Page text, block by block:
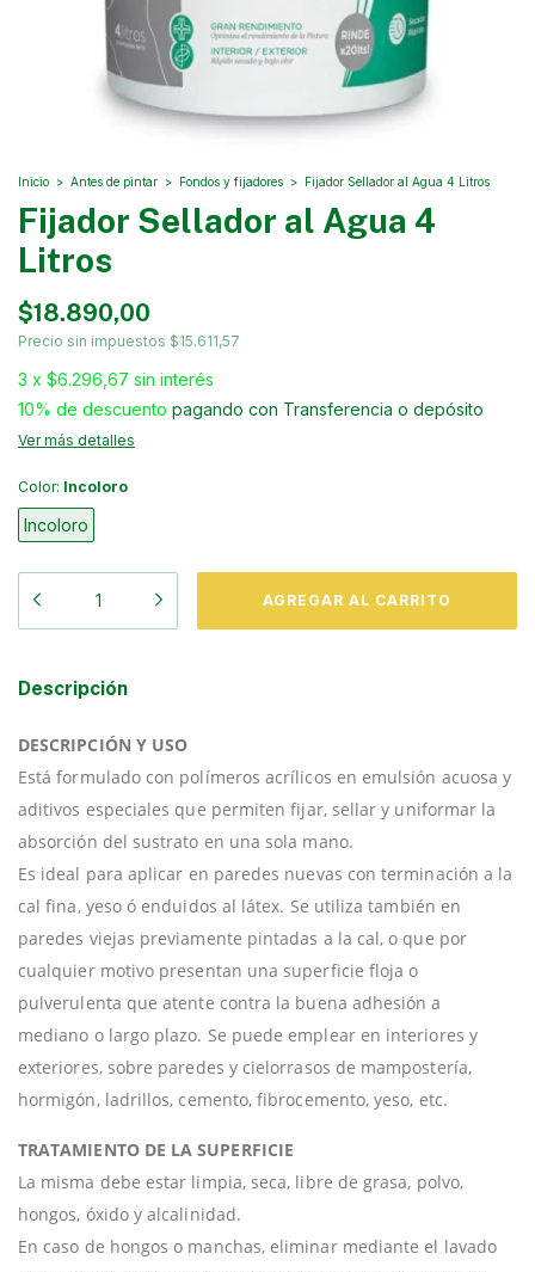
Inicio > Antes de pintar > Fondos y fijadores > Fijador Sellador al Agua 4 Litros
Fijador Sellador al Agua 4
Litros
$18.890,00
Precio sin impuestos $15.611,57
3 x $6.296,67 sin interés
10% de descuento pagando con Transferencia o depósito
Ver más detalles
Color: Incoloro
Incoloro
Descripción
DESCRIPCIÓN Y USO
Está formulado con polímeros acrílicos en emulsión acuosa y
aditivos especiales que permiten fijar, sellar y uniformar la
absorción del sustrato en una sola mano.
Es ideal para aplicar en paredes nuevas con terminación a la
cal fina, yeso ó enduidos al látex. Se utiliza también en
paredes viejas previamente pintadas a la cal, o que por
cualquier motivo presentan una superficie floja o
pulverulenta que atente contra la buena adhesión a
mediano o largo plazo. Se puede emplear en interiores y
exteriores, sobre paredes y cielorrasos de mampostería,
hormigón, ladrillos, cemento, fibrocemento, yeso, etc.
TRATAMIENTO DE LA SUPERFICIE
La misma debe estar limpia, seca, libre de grasa, polvo,
hongos, óxido y alcalinidad.
En caso de hongos o manchas, eliminar mediante el lavado